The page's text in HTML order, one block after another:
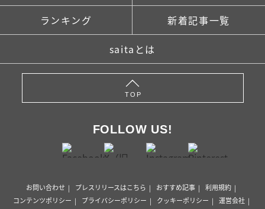
ランキング 新着記事一覧
saitaとは
TOP
FOLLOW US!
お問い合わせ プレスリリースはこちら おすすめ記事
利用規約
コンテンツポリシー
プライバシーポリシー クッキーポリシー
運営会社